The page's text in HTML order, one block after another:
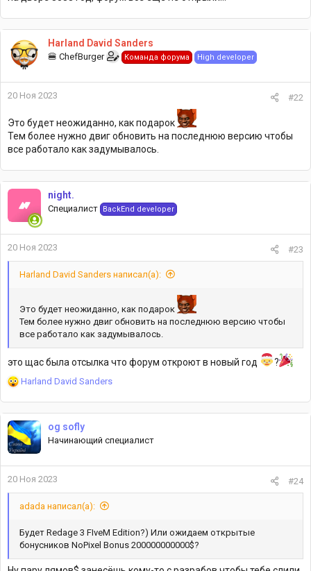
Harland David Sanders
🍔 ChefBurger Команда форума High developer
20 Ноя 2023 #22
Это будет неожиданно, как подарок
Тем более нужно двиг обновить на последнюю версию чтобы
все работало как задумывалось.
night.
Специалист BackEnd developer
20 Ноя 2023 #23
Harland David Sanders написал(а):
Это будет неожиданно, как подарок
Тем более нужно двиг обновить на последнюю версию чтобы
все работало как задумывалось.
это щас была отсылка что форум откроют в новый год ?
Р
а
к
ц
и
и
:
Harland David Sanders
og sofly
Начинающий специалист
20 Ноя 2023 #24
adada написал(а):
Будет Redage 3 FIveM Edition?) Или ожидаем открытые
бонусников NoPixel Bonus 200000000000$?